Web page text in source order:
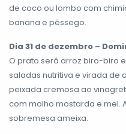
de coco ou lombo com
banana e pêssego.
Dia 31 de dezembro –
O prato será arroz biro-biro
saladas nutritiva e virada de
peixada cremosa ao
com molho mostarda e mel.
sobremesa ameixa.